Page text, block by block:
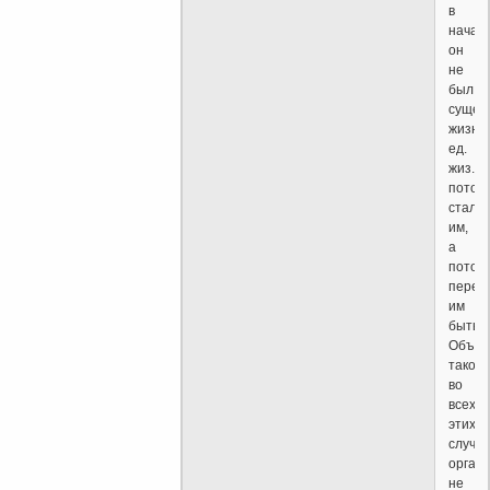
в
он
не
был
ед.
жиз.),
потом
стал
им,
а
потом
им
быть.
такое:
во
всех
этих
орган
не